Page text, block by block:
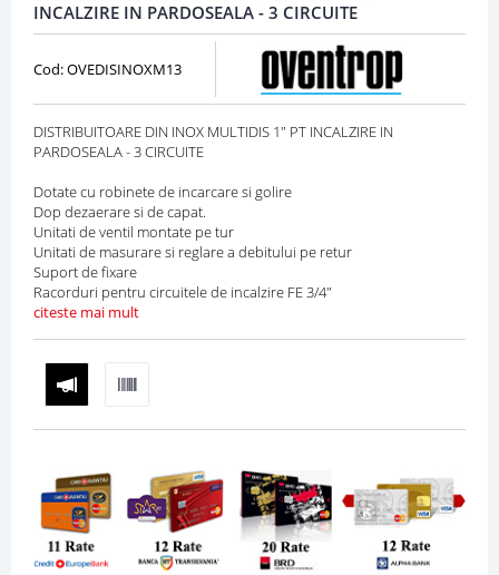
INCALZIRE IN PARDOSEALA - 3 CIRCUITE
Cod: OVEDISINOXM13
DISTRIBUITOARE DIN INOX MULTIDIS 1" PT INCALZIRE IN
PARDOSEALA - 3 CIRCUITE
Dotate cu robinete de incarcare si golire
Dop dezaerare si de capat.
Unitati de ventil montate pe tur
Unitati de masurare si reglare a debitului pe retur
Suport de fixare
Racorduri pentru circuitele de incalzire FE 3/4"
citeste mai mult